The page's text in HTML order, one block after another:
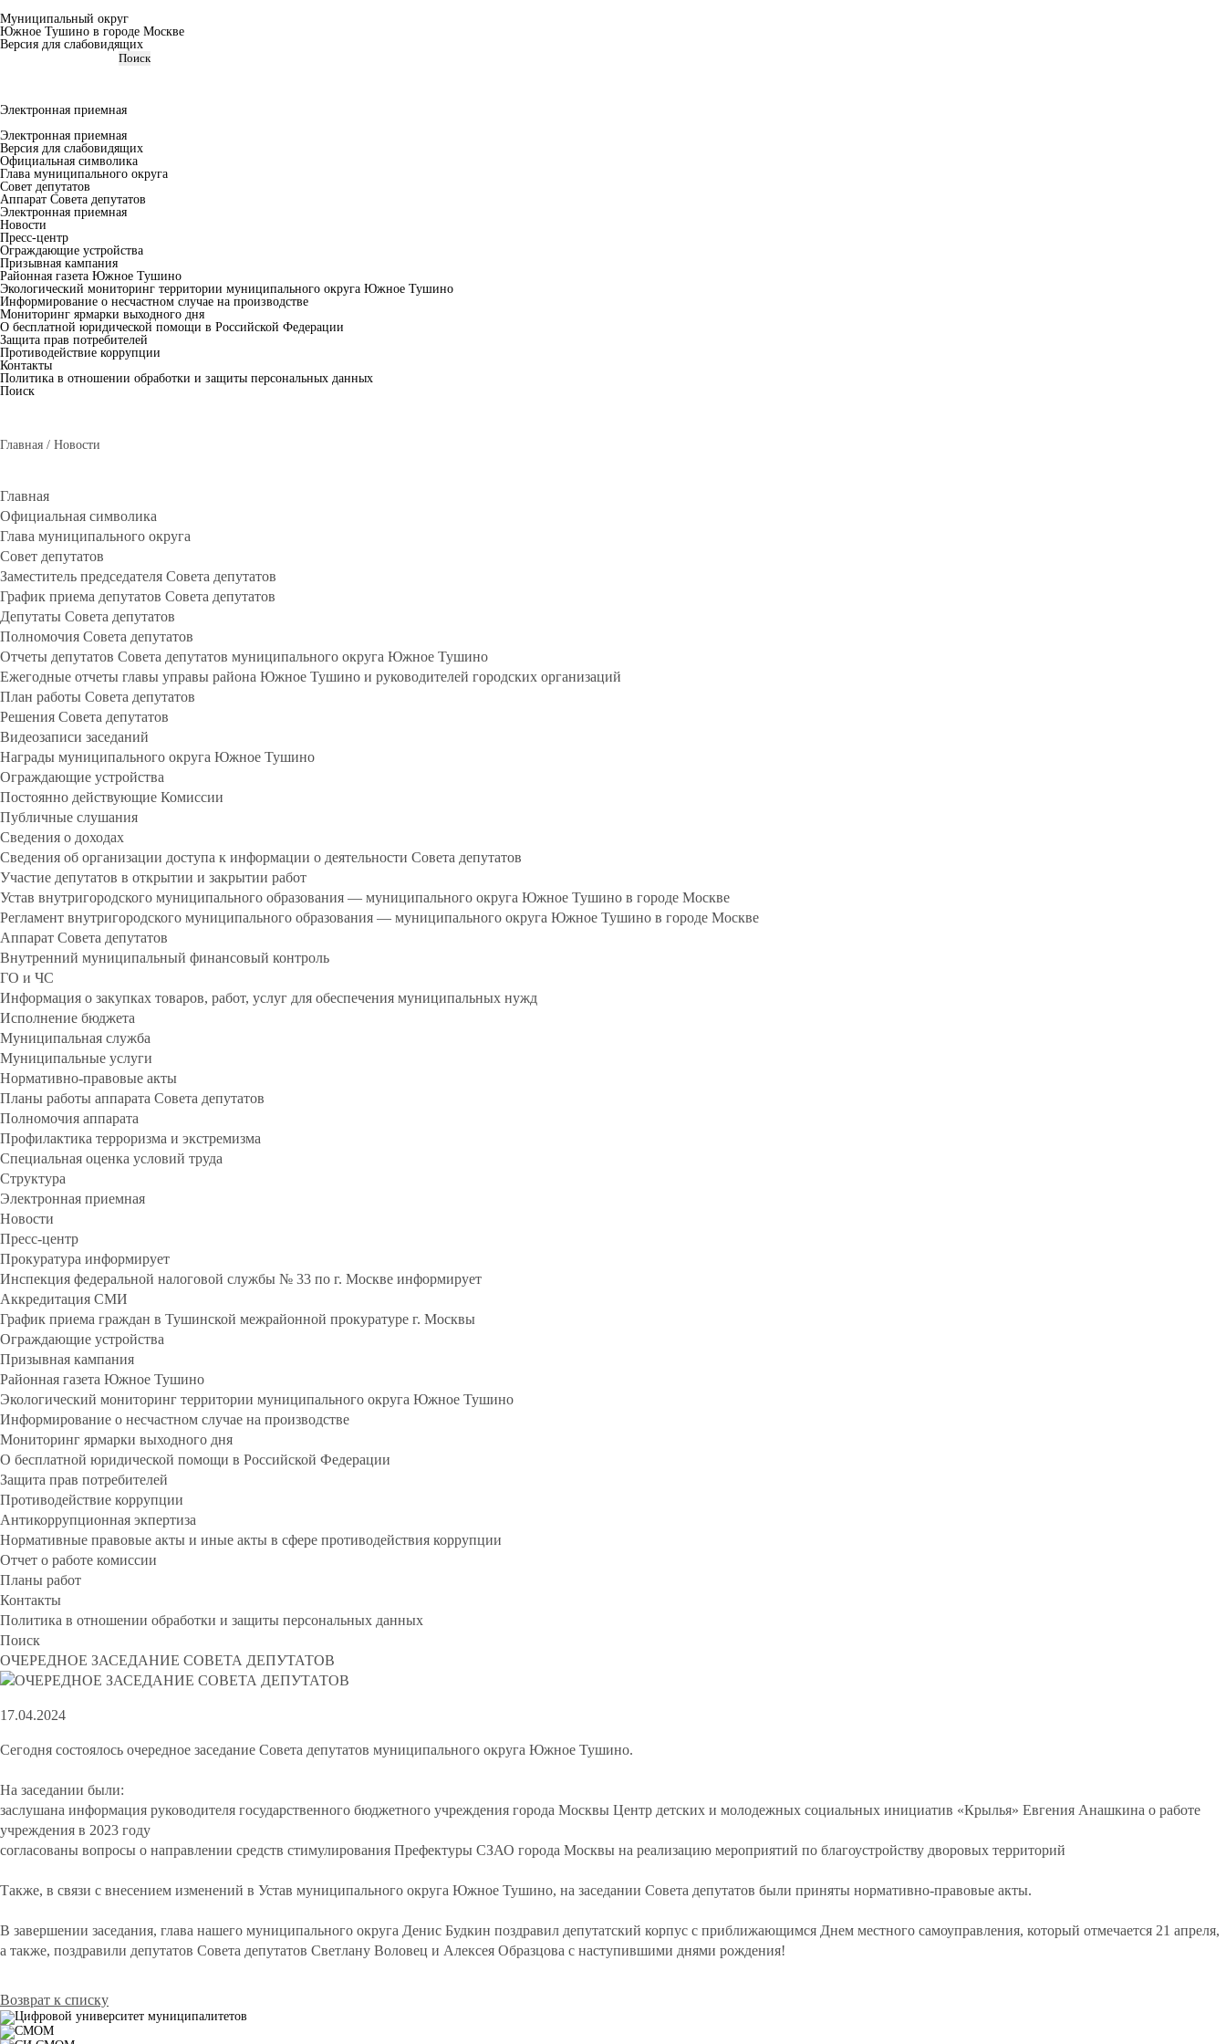
Муниципальный округ
Южное Тушино в городе Москве
Версия для слабовидящих
Электронная приемная
Электронная приемная
Версия для слабовидящих
Официальная символика
Глава муниципального округа
Совет депутатов
Аппарат Совета депутатов
Электронная приемная
Новости
Пресс-центр
Ограждающие устройства
Призывная кампания
Районная газета Южное Тушино
Экологический мониторинг территории муниципального округа Южное Тушино
Информирование о несчастном случае на производстве
Мониторинг ярмарки выходного дня
О бесплатной юридической помощи в Российской Федерации
Защита прав потребителей
Противодействие коррупции
Контакты
Политика в отношении обработки и защиты персональных данных
Поиск
Главная / Новости
Главная
Официальная символика
Глава муниципального округа
Совет депутатов
Заместитель председателя Совета депутатов
График приема депутатов Совета депутатов
Депутаты Совета депутатов
Полномочия Совета депутатов
Отчеты депутатов Совета депутатов муниципального округа Южное Тушино
Ежегодные отчеты главы управы района Южное Тушино и руководителей городских организаций
План работы Совета депутатов
Решения Совета депутатов
Видеозаписи заседаний
Награды муниципального округа Южное Тушино
Ограждающие устройства
Постоянно действующие Комиссии
Публичные слушания
Сведения о доходах
Сведения об организации доступа к информации о деятельности Совета депутатов
Участие депутатов в открытии и закрытии работ
Устав внутригородского муниципального образования — муниципального округа Южное Тушино в городе Москве
Регламент внутригородского муниципального образования — муниципального округа Южное Тушино в городе Москве
Аппарат Совета депутатов
Внутренний муниципальный финансовый контроль
ГО и ЧС
Информация о закупках товаров, работ, услуг для обеспечения муниципальных нужд
Исполнение бюджета
Муниципальная служба
Муниципальные услуги
Нормативно-правовые акты
Планы работы аппарата Совета депутатов
Полномочия аппарата
Профилактика терроризма и экстремизма
Специальная оценка условий труда
Структура
Электронная приемная
Новости
Пресс-центр
Прокуратура информирует
Инспекция федеральной налоговой службы № 33 по г. Москве информирует
Аккредитация СМИ
График приема граждан в Тушинской межрайонной прокуратуре г. Москвы
Ограждающие устройства
Призывная кампания
Районная газета Южное Тушино
Экологический мониторинг территории муниципального округа Южное Тушино
Информирование о несчастном случае на производстве
Мониторинг ярмарки выходного дня
О бесплатной юридической помощи в Российской Федерации
Защита прав потребителей
Противодействие коррупции
Антикоррупционная экпертиза
Нормативные правовые акты и иные акты в сфере противодействия коррупции
Отчет о работе комиссии
Планы работ
Контакты
Политика в отношении обработки и защиты персональных данных
Поиск
ОЧЕРЕДНОЕ ЗАСЕДАНИЕ СОВЕТА ДЕПУТАТОВ
17.04.2024
Сегодня состоялось очередное заседание Совета депутатов муниципального округа Южное Тушино.
На заседании были:
заслушана информация руководителя государственного бюджетного учреждения города Москвы Центр детских и молодежных социальных инициатив «Крылья» Евгения Анашкина о работе
учреждения в 2023 году
согласованы вопросы о направлении средств стимулирования Префектуры СЗАО города Москвы на реализацию мероприятий по благоустройству дворовых территорий
Также, в связи с внесением изменений в Устав муниципального округа Южное Тушино, на заседании Совета депутатов были приняты нормативно-правовые акты.
В завершении заседания, глава нашего муниципального округа Денис Будкин поздравил депутатский корпус с приближающимся Днем местного самоуправления, который отмечается 21 апреля,
а также, поздравили депутатов Совета депутатов Светлану Воловец и Алексея Образцова с наступившими днями рождения!
Возврат к списку